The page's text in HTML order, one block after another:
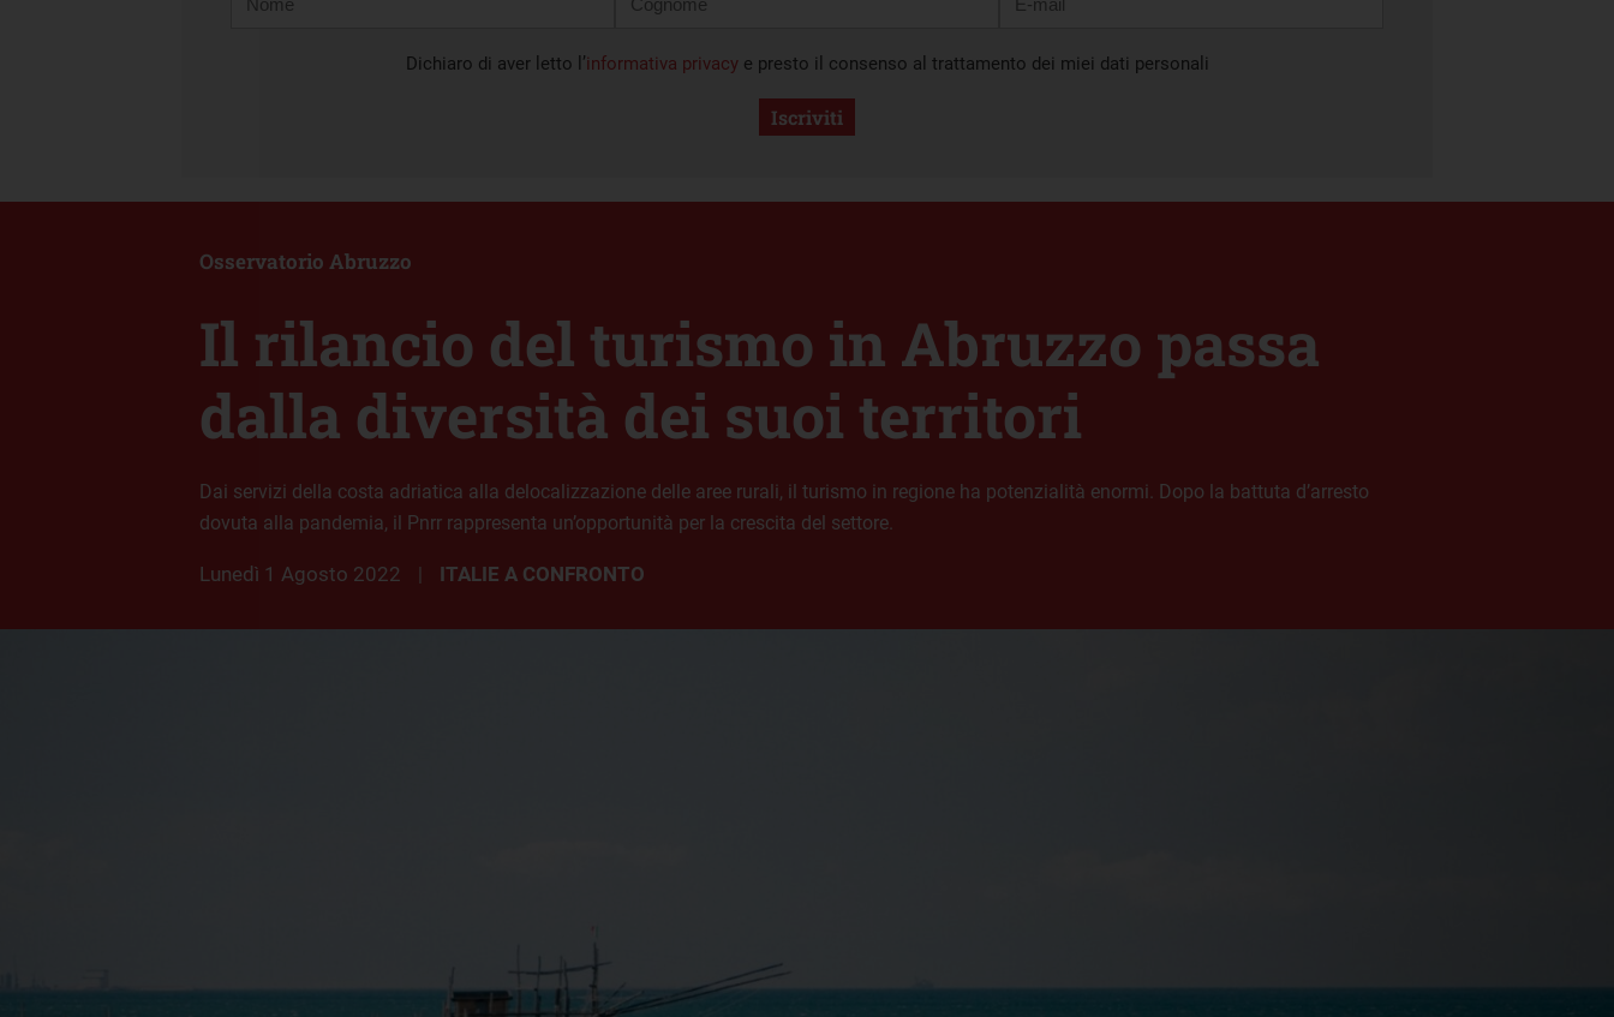
mail
Dichiaro di aver letto l’informativa privacye presto il consenso al trattamento dei miei dati personali
Iscriviti
Il rilancio del turismo in Abruzzo passa
dalla diversità dei suoi territori
Osservatorio Abruzzo
Dai servizi della costa adriatica alla delocalizzazione delle aree rurali, il turismo in regione ha potenzialità enormi. Dopo la battuta d’arresto
dovuta alla pandemia, il Pnrr rappresenta un’opportunità per la crescita del settore.
lunedì 1 Agosto 2022 ITALIE A CONFRONTO